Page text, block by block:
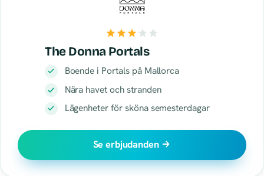
The Donna Portals
Boende i Portals på Mallorca
Nära havet och stranden
Lägenheter för sköna semesterdagar
Se erbjudanden